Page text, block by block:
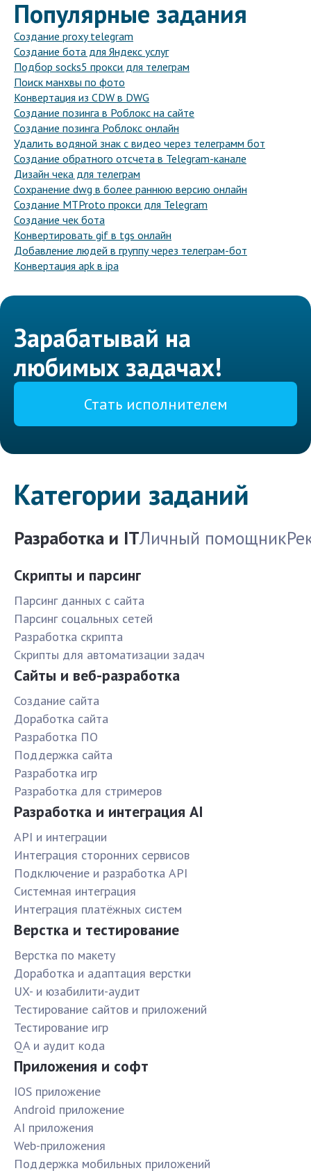
Популярные задания
Создание proxy telegram
Создание бота для Яндекс услуг
Подбор socks5 прокси для телеграм
Поиск манхвы по фото
Конвертация из CDW в DWG
Создание позинга в Роблокс на сайте
Создание позинга Роблокс онлайн
Удалить водяной знак с видео через телеграмм бот
Создание обратного отсчета в Telegram-канале
Дизайн чека для телеграм
Сохранение dwg в более раннюю версию онлайн
Создание MTProto прокси для Telegram
Создание чек бота
Конвертировать gif в tgs онлайн
Добавление людей в группу через телеграм-бот
Конвертация apk в ipa
Зарабатывай на
любимых задачах!
Стать исполнителем
Категории заданий
Разработка и ITЛичный помощник
Скрипты и парсинг
Парсинг данных с сайта
Парсинг соцальных сетей
Разработка скрипта
Скрипты для автоматизации задач
Сайты и веб-разработка
Создание сайта
Доработка сайта
Разработка ПО
Поддержка сайта
Разработка игр
Разработка для стримеров
Разработка и интеграция AI
API и интеграции
Интеграция сторонних сервисов
Подключение и разработка API
Системная интеграция
Интеграция платёжных систем
Верстка и тестирование
Верстка по макету
Доработка и адаптация верстки
UX- и юзабилити-аудит
Тестирование сайтов и приложений
Тестирование игр
QA и аудит кода
Приложения и софт
IOS приложение
Android приложение
AI приложения
Web-приложения
Поддержка мобильных приложений